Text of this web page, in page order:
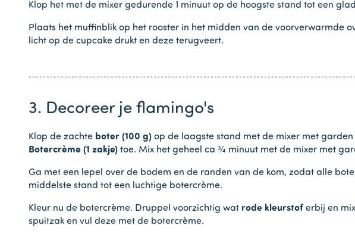
Klop het met de mixer gedurende 1 minuut op de hoogste stand tot een
Plaats het muffinblik op het rooster in het midden van de voorverwarmde
licht op de cupcake drukt en deze terugveert.
3. Decoreer je flamingo's
Klop de zachte boter (100 g) op de laagste stand met de mixer met
Botercrème (1 zakje) toe. Mix het geheel ca ¾ minuut met de mixer met
Ga met een lepel over de bodem en de randen van de kom, zodat alle
middelste stand tot een luchtige botercrème.
Kleur nu de botercrème. Druppel voorzichtig wat rode kleurstof erbij en
spuitzak en vul deze met de botercrème.